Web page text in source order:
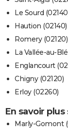
Le Sourd
Haution (02140)
Romery (02120)
La Vallée-au-
Englancourt
Chigny (02120)
Erloy (02260)
En savoir
Marly-Gomont